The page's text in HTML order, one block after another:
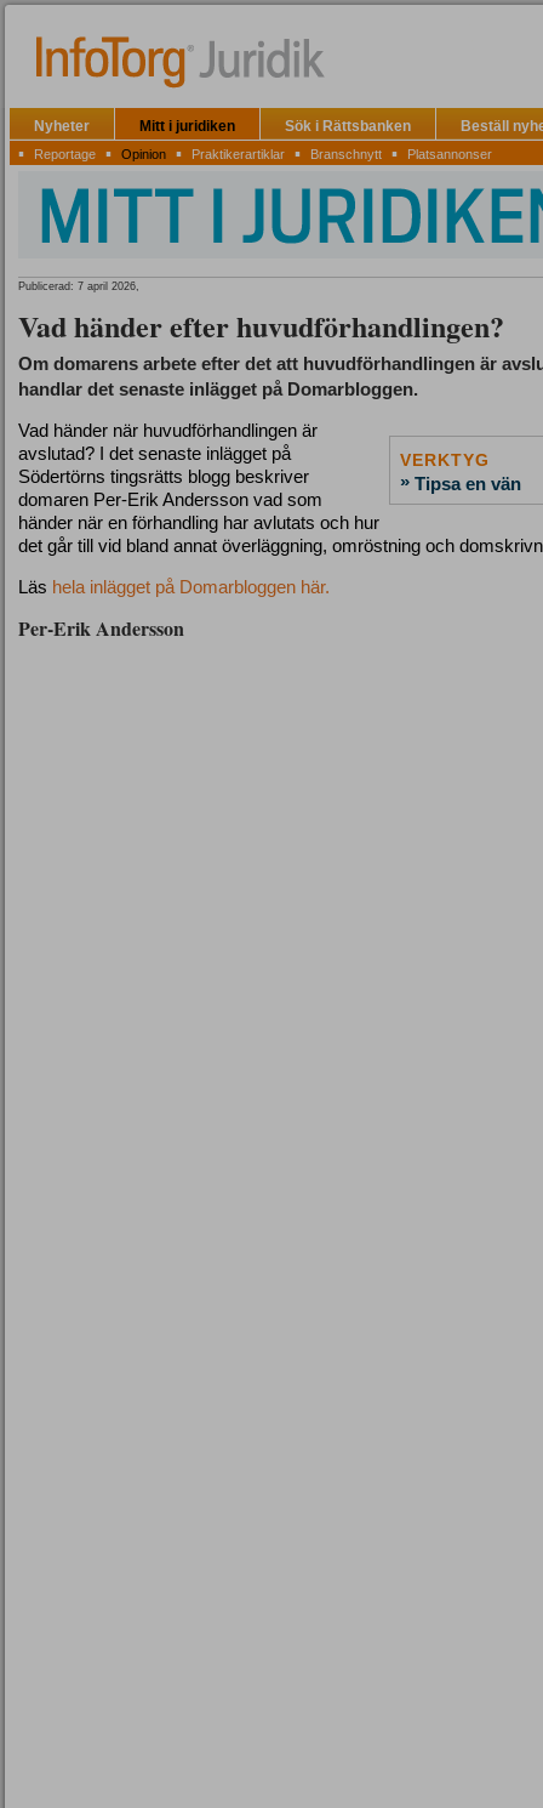
Nyheter Mitt i juridiken Sök i Rättsbanken Beställ
▪ Reportage ▪ Opinion ▪ Praktikerartiklar ▪ Branschnytt ▪ Platsannonser
Publicerad: 7 april 2026,
Vad händer efter huvudförhandlingen?
Om domarens arbete efter det att huvudförhandlingen är
handlar det senaste inlägget på Domarbloggen.
VERKTYG
» Tipsa en vän
Vad händer när huvudförhandlingen är
avslutad? I det senaste inlägget på
Södertörns tingsrätts blogg beskriver
domaren Per-Erik Andersson vad som
händer när en förhandling har avlutats och hur
det går till vid bland annat överläggning, omröstning och
Läs hela inlägget på Domarbloggen här.
Per-Erik Andersson